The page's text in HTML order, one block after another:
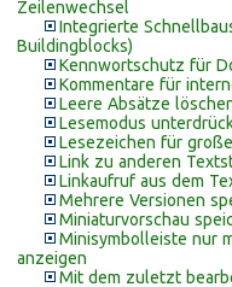
Zeilenwechsel
Integrierte
Buildingblocks)
Kennwortschutz für
Kommentare für
Leere Absätze
Lesemodus
Lesezeichen für
Link zu anderen
Linkaufruf aus dem
Mehrere Versionen
Miniaturvorschau
Minisymbolleiste nur
anzeigen
Mit dem zuletzt